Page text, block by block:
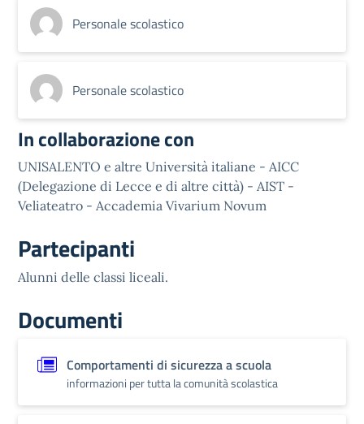
Personale scolastico
Personale scolastico
In collaborazione con
UNISALENTO e altre Università italiane - AICC
(Delegazione di Lecce e di altre città) - AIST -
Veliateatro - Accademia Vivarium Novum
Partecipanti
Alunni delle classi liceali.
Documenti
Comportamenti di sicurezza a scuola
informazioni per tutta la comunità scolastica